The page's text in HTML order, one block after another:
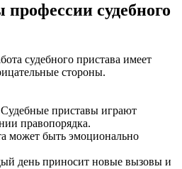
судебного
судебного пристава имеет
стороны.
Судебные приставы играют
правопорядка.
может быть эмоционально
день приносит новые вызовы и